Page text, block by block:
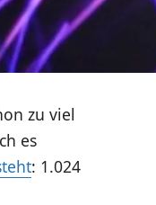
zu viel
es
: 1.024